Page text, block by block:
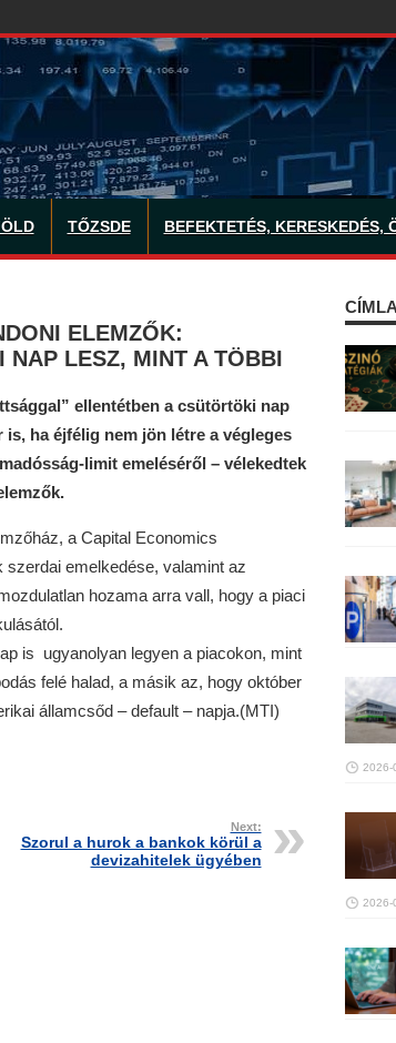
TŐZSDE BEFEKTETÉS, KERESKEDÉS,
ELEMZŐK:
NAP LESZ, MINT A TÖBBI
ellentétben a csütörtöki nap
ha éjfélig nem jön létre a végleges
limit emeléséről – vélekedtek
a Capital Economics
emelkedése, valamint az
hozama arra vall, hogy a piaci
is ugyanolyan legyen a piacokon, mint
felé halad, a másik az, hogy október
államcsőd – default – napja.(MTI)
Next:
Szorul a hurok a bankok körül a
devizahitelek ügyében
2026-
2026-